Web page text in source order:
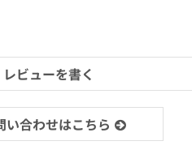
ビューを書く
い合わせはこちら